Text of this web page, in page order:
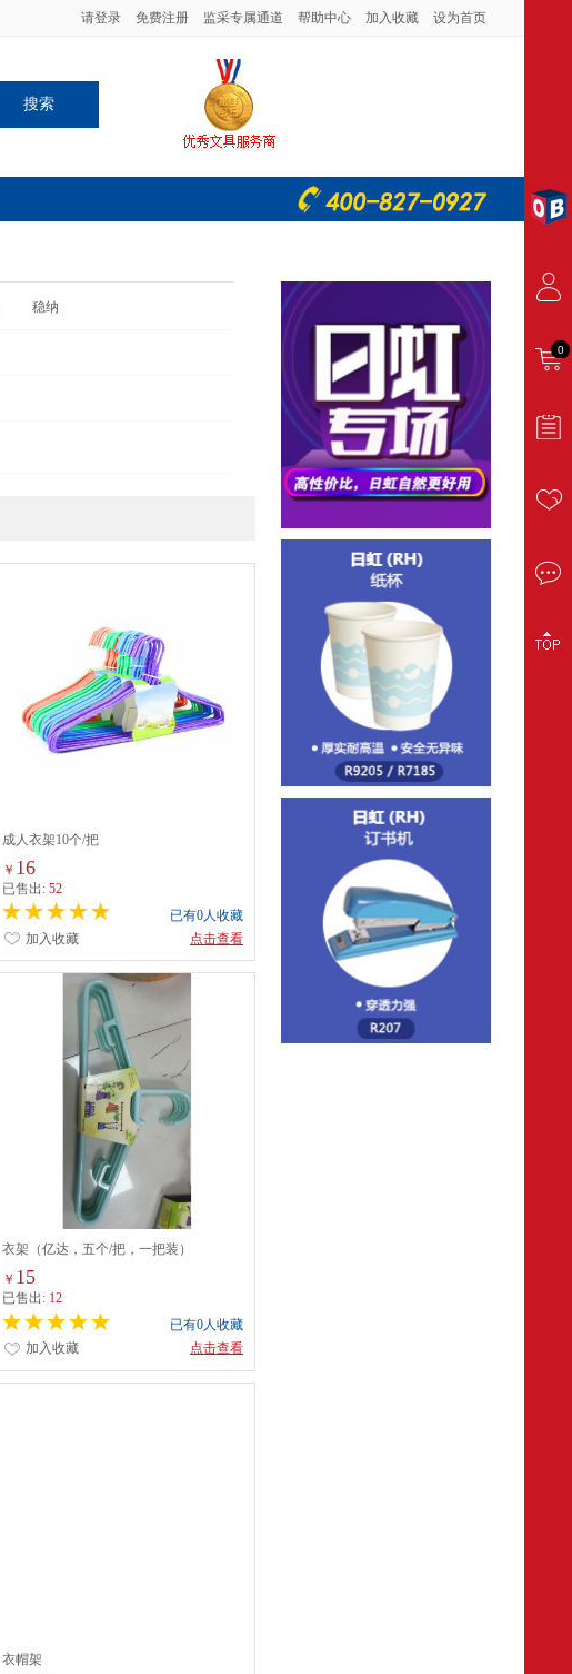
请登录 免费注册 监采专属通道 帮助中心 加入收藏 设为首页
搜索
稳纳
成人衣架10个/把
￥ 16
已售出: 52
已有0人收藏
点击查看
加入收藏
衣架（亿达，五个/把，一把装）
￥ 15
已售出: 12
已有0人收藏
点击查看
加入收藏
衣帽架
0